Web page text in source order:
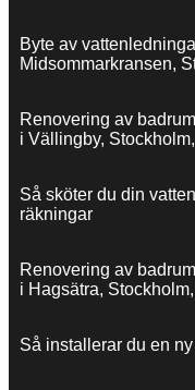
Byte av
Midsommarkransen,
Renovering av
i Vällingby,
Så sköter du din
räkningar
Renovering av
i Hagsätra,
Så installerar du en